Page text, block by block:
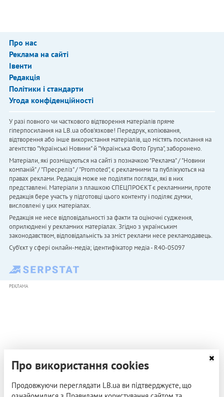
Про нас
Реклама на сайті
Івенти
Редакція
Політики і стандарти
Угода конфіденційності
У разі повного чи часткового відтворення матеріалів пряме
гіперпосилання на LB.ua обов'язкове! Передрук, копіювання,
відтворення або інше використання матеріалів, що містять посилання на
агентство "Українськi Новини" й "Українська Фото Група", заборонено.
Матеріали, які розміщуються на сайті з позначкою "Реклама" / "Новини
компаній" / "Пресреліз" / "Promoted", є рекламними та публікуються на
правах реклами. Редакція може не поділяти погляди, які в них
представлені. Матеріали з плашкою СПЕЦПРОЄКТ є рекламними, проте
редакція бере участь у підготовці цього контенту і поділяє думки,
висловлені у цих матеріалах.
Редакція не несе відповідальності за факти та оціночні судження,
оприлюднені у рекламних матеріалах. Згідно з українським
законодавством, відповідальність за зміст реклами несе рекламодавець.
Cуб'єкт у сфері онлайн-медіа; ідентифікатор медіа - R40-05097
РЕКЛАМА
Про використання cookies
Продовжуючи переглядати LB.ua ви підтверджуєте, що